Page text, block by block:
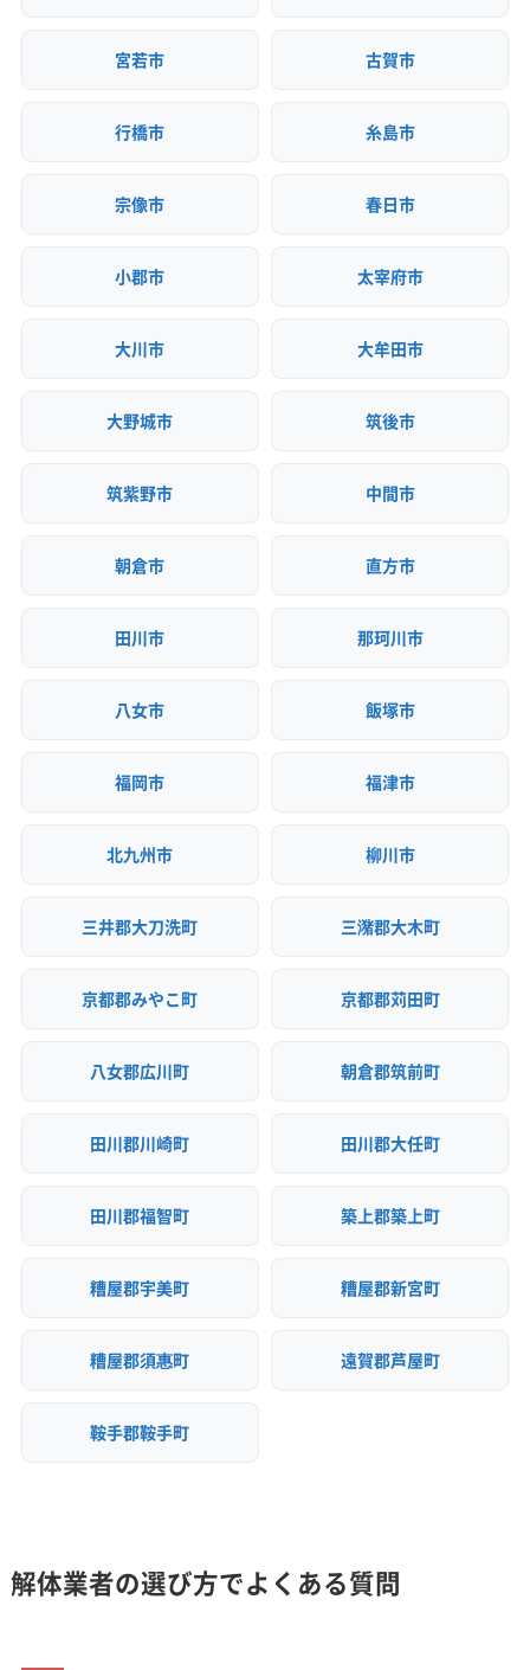
物は、建設リサイクル法に従って現場で分別し、須
再資源化します。宇美町はこれらの施設へのアクセ
うメリットがあります。
地の高低差や旧市街地の狭い道と
ちろん、特に旧炭鉱時代の炭鉱住宅
策といった専門知識が不可欠です。
切な計画を立てられる業者を選ぶ
宮若市 古賀市
行橋市 糸島市
宗像市 春日市
小郡市 太宰府市
大川市 大牟田市
大野城市 筑後市
筑紫野市 中間市
朝倉市 直方市
田川市 那珂川市
八女市 飯塚市
福岡市 福津市
北九州市 柳川市
三井郡大刀洗町 三潴郡大木町
京都郡みやこ町 京都郡苅田町
八女郡広川町 朝倉郡筑前町
田川郡川崎町 田川郡大任町
田川郡福智町 築上郡築上町
糟屋郡宇美町 糟屋郡新宮町
糟屋郡須惠町 遠賀郡芦屋町
鞍手郡鞍手町
解体業者の選び方でよくある質問